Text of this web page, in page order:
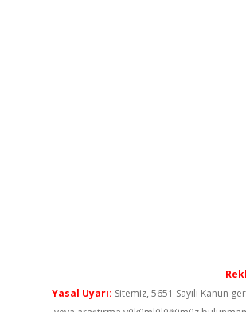
Yasal Uyarı: Sitemiz, 5651 Sayılı Kanun